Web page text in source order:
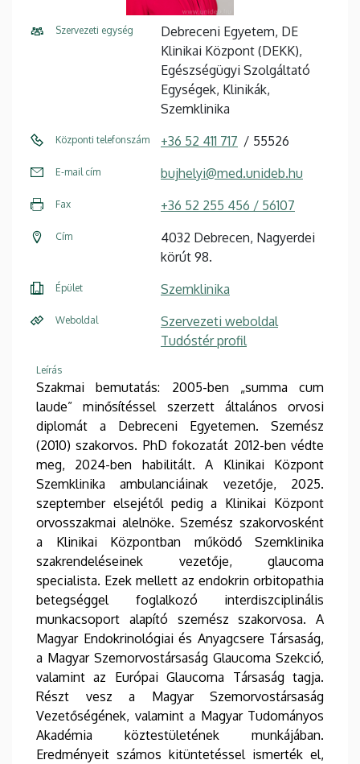
Szervezeti egység
Debreceni Egyetem, DE
Klinikai Központ (DEKK),
Egészségügyi Szolgáltató
Egységek, Klinikák,
Szemklinika
Központi telefonszám +36 52 411 717 55526
E-mail cím bujhelyi@med.unideb.hu
Fax +36 52 255 456 / 56107
Cím
4032 Debrecen, Nagyerdei
körút 98.
Épület Szemklinika
Weboldal
Szervezeti weboldal
Tudóstér profil
Leírás
Szakmai bemutatás: 2005-ben „summa cum
laude”
minősítéssel szerzett általános orvosi
diplomát a Debreceni Egyetemen. Szemész
(2010) szakorvos. PhD fokozatát 2012-ben védte
meg, 2024-ben habilitált. A Klinikai Központ
Szemklinika ambulanciáinak vezetője, 2025.
szeptember elsejétől pedig a Klinikai Központ
orvosszakmai alelnöke. Szemész szakorvosként
a Klinikai Központban működő Szemklinika
szakrendeléseinek vezetője, glaucoma
specialista. Ezek mellett az endokrin orbitopathia
betegséggel foglalkozó interdiszciplinális
munkacsoport alapító szemész szakorvosa. A
Magyar Endokrinológiai és Anyagcsere Társaság,
a Magyar Szemorvostársaság Glaucoma Szekció,
valamint az Európai Glaucoma Társaság tagja.
Részt vesz a Magyar Szemorvostársaság
Vezetőségének, valamint a Magyar Tudományos
Akadémia köztestületének munkájában.
Eredményeit számos kitüntetéssel ismerték el,